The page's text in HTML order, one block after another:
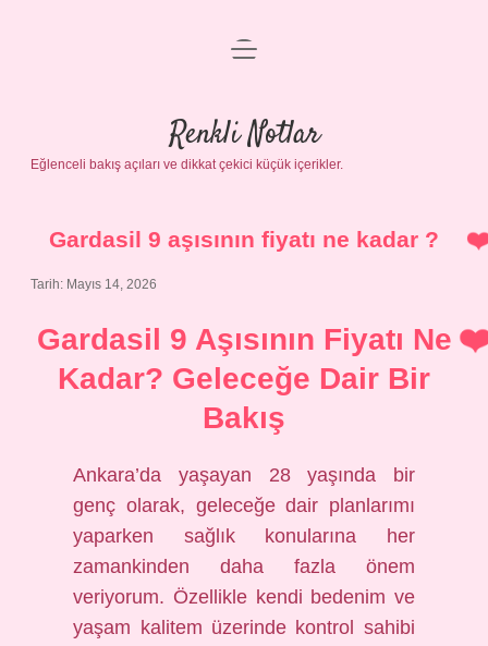
Gizlilik Politikası
Yasal Uyarı
menüyü
Renkli Notlar
Eğlenceli bakış açıları ve dikkat çekici küçük içerikler.
Gardasil 9 aşısının fiyatı ne kadar ?
Tarih: Mayıs 14, 2026
Gardasil 9 Aşısının Fiyatı Ne
Kadar? Geleceğe Dair Bir
Bakış
Ankara’da yaşayan 28 yaşında bir
genç olarak, geleceğe dair planlarımı
yaparken sağlık konularına her
zamankinden daha fazla önem
veriyorum. Özellikle kendi bedenim ve
yaşam kalitem üzerinde kontrol sahibi